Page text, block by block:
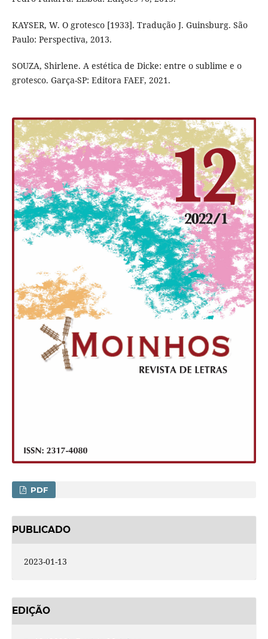
KAYSER, W. O grotesco [1933]. Tradução J. Guinsburg. São
Paulo: Perspectiva, 2013.
SOUZA, Shirlene. A estética de Dicke: entre o sublime e o
grotesco. Garça-SP: Editora FAEF, 2021.
PDF
PUBLICADO
2023-01-13
EDIÇÃO